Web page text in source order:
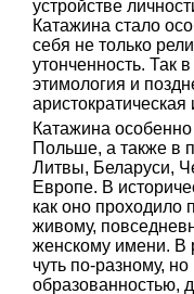
устройстве
Катажина стало
себя не только
утонченность. Так
этимология и
аристократическая
Катажина
Польше, а также в
Литвы, Беларуси,
Европе. В
как оно проходило
живому,
женскому имени. В
чуть по-разному,
образованностью,